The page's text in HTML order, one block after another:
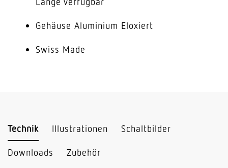
Gehäuse Aluminium Eloxiert
Swiss Made
Technik Illustrationen Schaltbilder
Downloads Zubehör